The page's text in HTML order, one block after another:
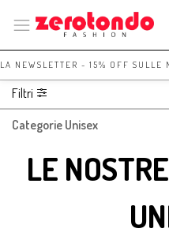
NEWSLETTER - 15% OFF SULLE
Filtri
Categorie Unisex
LE